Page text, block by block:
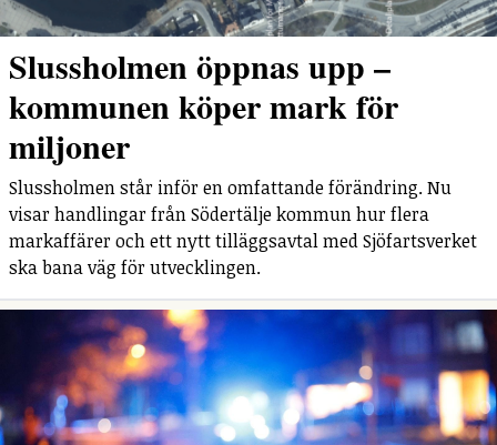
Slussholmen öppnas upp –
kommunen köper mark för
miljoner
Slussholmen står inför en omfattande förändring. Nu
visar handlingar från Södertälje kommun hur flera
markaffärer och ett nytt tilläggsavtal med Sjöfartsverket
ska bana väg för utvecklingen.